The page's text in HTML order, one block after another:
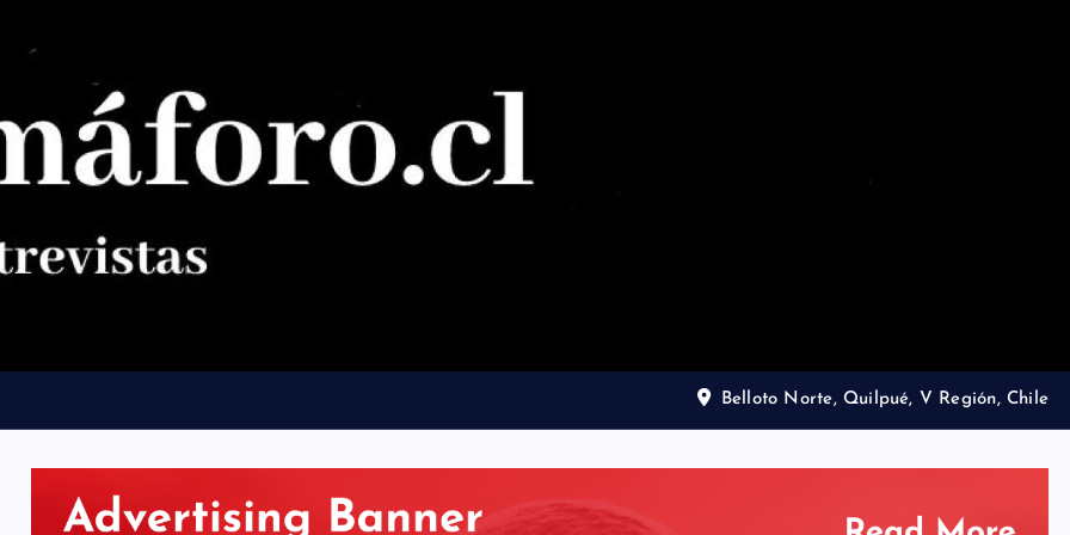
Belloto Norte, Quilpué, V Región, Chile